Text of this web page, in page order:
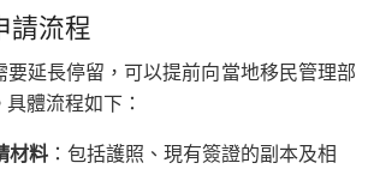
請流程
延長停留，可以提前向當地移民管理部
體流程如下：
材料 ：包括護照、現有簽證的副本及相